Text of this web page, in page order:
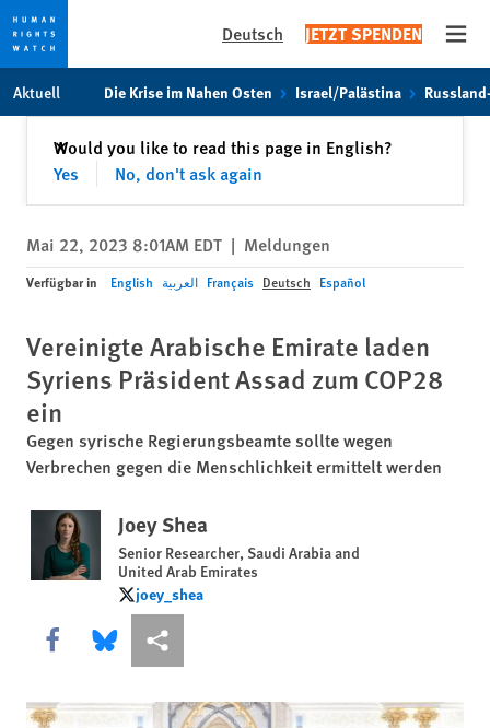
Skip
to
Skip
to
content
Deutsch JETZT SPENDEN
Aktuell Die Krise im Nahen Osten Israel/Palästina
Would you like to read this page in English?
Yes
No, don't ask again
✕Schließen
Mai 22, 2023 8:01AM EDT | Meldungen
Verfügbar in English العربية Français Deutsch Español
Vereinigte Arabische Emirate laden
Syriens Präsident Assad zum COP28
ein
Gegen syrische Regierungsbeamte sollte wegen
Verbrechen gegen die Menschlichkeit ermittelt werden
Joey Shea
Senior Researcher, Saudi Arabia and
United Arab Emirates
joey_shea
joey_shea
Share this via Facebook
Share this via Bluesky
More sharing options